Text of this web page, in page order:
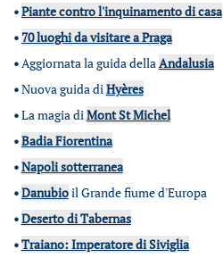
•Piante contro l'inquinamento di casa
• 70 luoghi da visitare a Praga
•Aggiornata la guida dellaAndalusia
•Nuova guida diHyères
•La magia diMont St Michel
•Badia Fiorentina
•Napoli sotterranea
•Danubioil Grande fiume d'Europa
•Deserto di Tabernas
•Traiano: Imperatore di Siviglia